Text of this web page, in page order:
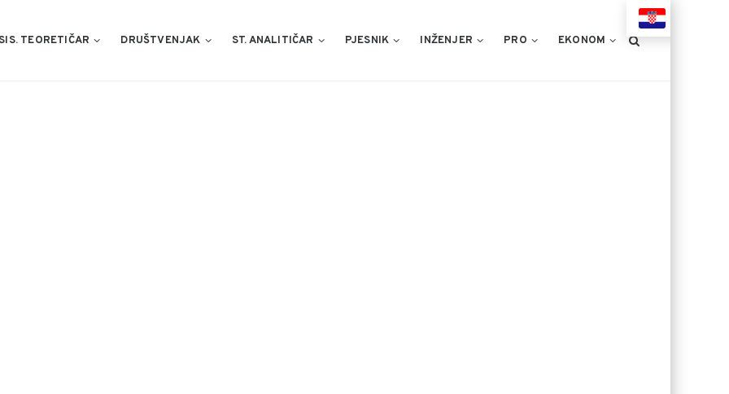
SIS. TEORETIČAR DRUŠTVENJAK ST. ANALITIČAR PJESNIK INŽENJER PRO EKONOM